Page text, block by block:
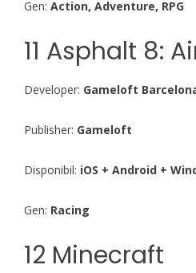
Gen: Action, Adventure, RPG
11 Asphalt 8:
Developer: Gameloft
Publisher: Gameloft
Disponibil: iOS + Android +
Gen: Racing
12 Minecraft